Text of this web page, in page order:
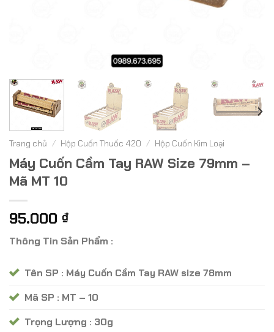
Trang chủ / Hộp Cuốn Thuốc 420 / Hộp Cuốn Kim Loại
Máy Cuốn Cầm Tay RAW Size 79mm –
Mã MT 10
95.000 ₫
Thông Tin Sản Phẩm :
Tên SP : Máy Cuốn Cầm Tay RAW size 78mm
Mã SP : MT – 10
Trọng Lượng : 30g